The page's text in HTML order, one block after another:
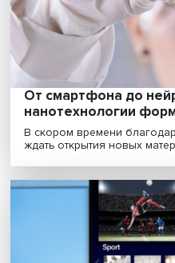
данным
В России не хватает
privacy, способных